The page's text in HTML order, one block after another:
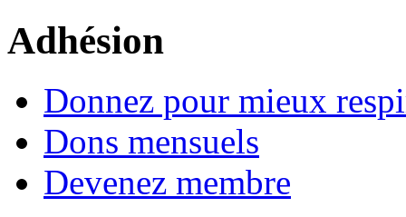
Adhésion
Donnez pour mieux
Dons mensuels
Devenez membre